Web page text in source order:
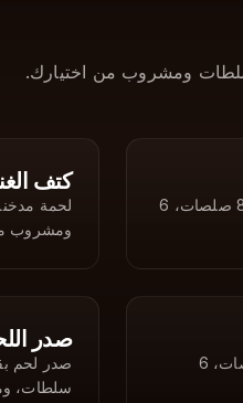
لحمة عنق الغنم المدخنة الكلاسيكية. تأتي مع 8 صلصات، 6
كتف
ومشروب
ضلوع لحم بقري طرية ولذيذة. تأتي مع 8 صلصات، 6
صدر
سلطات،